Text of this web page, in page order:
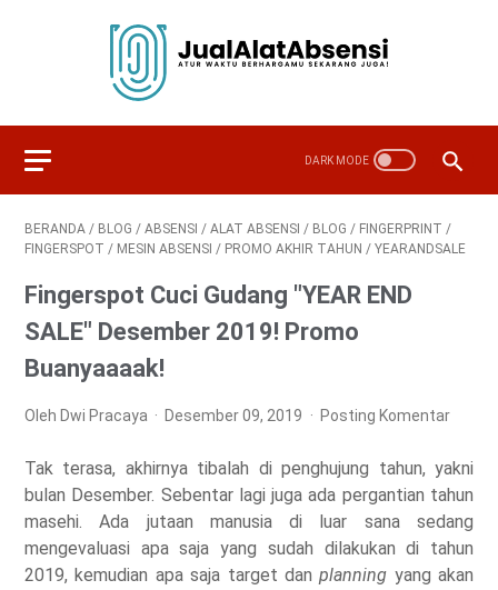
BERANDA / BLOG / ABSENSI / ALAT ABSENSI / BLOG / FINGERPRINT /
FINGERSPOT / MESIN ABSENSI / PROMO AKHIR TAHUN / YEARANDSALE
Fingerspot Cuci Gudang "YEAR END
SALE" Desember 2019! Promo
Buanyaaaak!
Oleh Dwi Pracaya Desember 09, 2019 Posting Komentar
Tak terasa, akhirnya tibalah di penghujung tahun, yakni
bulan Desember. Sebentar lagi juga ada pergantian tahun
masehi. Ada jutaan manusia di luar sana sedang
mengevaluasi apa saja yang sudah dilakukan di tahun
2019, kemudian apa saja target danplanning yang akan